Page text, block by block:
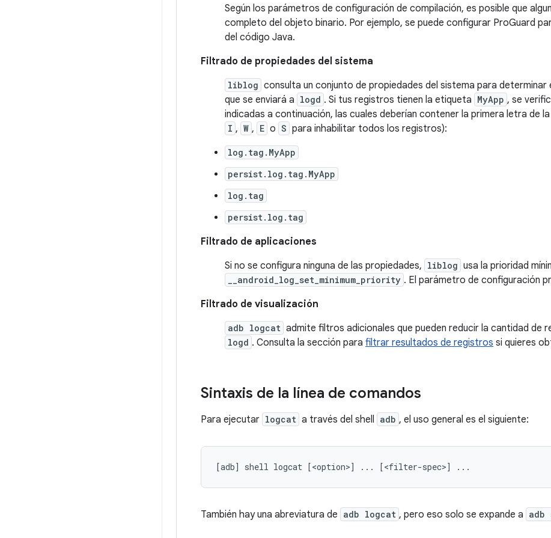
Según los parámetros de configuración de compilación, es posible que
completo del objeto binario. Por ejemplo, se puede configurar ProGuard
del código Java.
Filtrado de propiedades del sistema
liblog consulta un conjunto de propiedades del sistema para determinar
que se enviará a logd . Si tus registros tienen la etiqueta MyApp , se
indicadas a continuación, las cuales deberían contener la primera letra de
I , W , E o S para inhabilitar todos los registros):
log.tag.MyApp
persist.log.tag.MyApp
log.tag
persist.log.tag
Filtrado de aplicaciones
Si no se configura ninguna de las propiedades, liblog usa la prioridad
__android_log_set_minimum_priority . El parámetro de configuración
Filtrado de visualización
adb logcat admite filtros adicionales que pueden reducir la cantidad de
logd . Consulta la sección para filtrar resultados de registros si quieres
Sintaxis de la línea de comandos
Para ejecutar logcat a través del shell adb , el uso general es el siguiente:
También hay una abreviatura de adb logcat , pero eso solo se expande a